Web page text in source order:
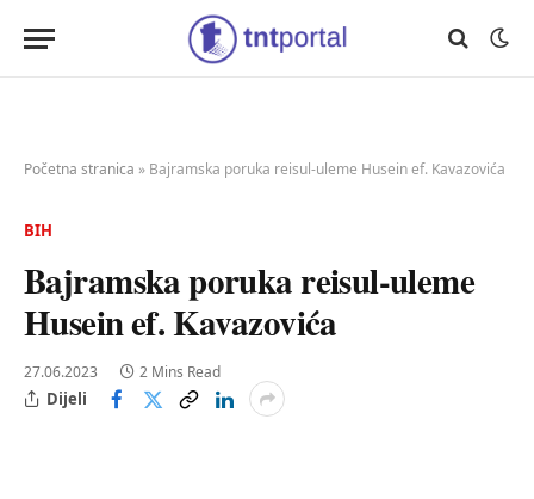
Početna stranica » Bajramska poruka reisul-uleme Husein ef. Kavazovića
BIH
Bajramska poruka reisul-uleme
Husein ef. Kavazovića
27.06.2023 2 Mins Read
Dijeli